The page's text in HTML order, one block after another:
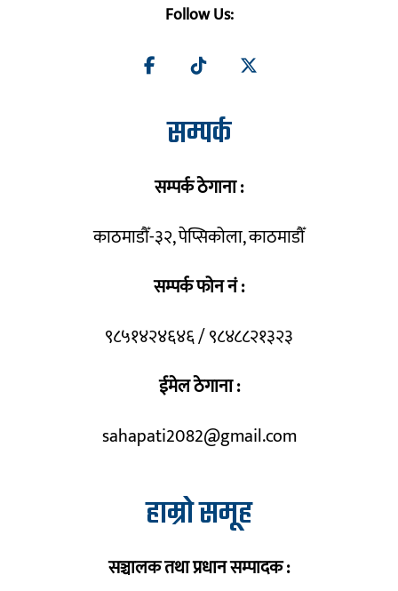
Follow Us:
सम्पर्क
सम्पर्क ठेगाना :
काठमाडौँ-३२, पेप्सिकोला, काठमाडौँ
सम्पर्क फोन नं :
९८५१४२४६४६ / ९८४८८२१३२३
ईमेल ठेगाना :
sahapati2082@gmail.com
हाम्रो समूह
सञ्चालक तथा प्रधान सम्पादक :